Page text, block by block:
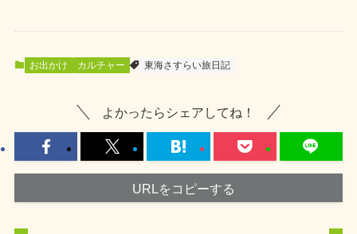
お出かけ カルチャー 東海さすらい旅日記
よかったらシェアしてね！
URLをコピーする